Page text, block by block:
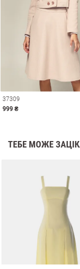
37309
999 ₴
ТЕБЕ МОЖЕ